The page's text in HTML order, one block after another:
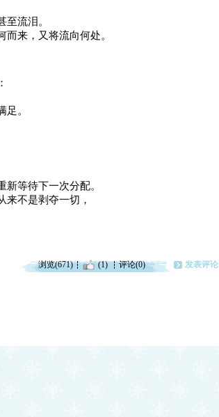
至流泪。
来，又将流向何处。
。
等待下一次分配。
来不是剥夺一切，
浏览(671) (1) 评论(0) 发表评论